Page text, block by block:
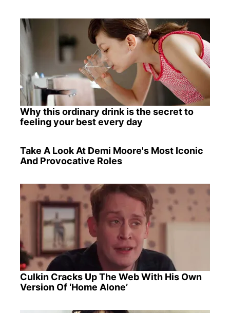
Why this ordinary drink is the secret to
feeling your best every day
Take A Look At Demi Moore's Most Iconic
And Provocative Roles
Culkin Cracks Up The Web With His Own
Version Of ‘Home Alone’